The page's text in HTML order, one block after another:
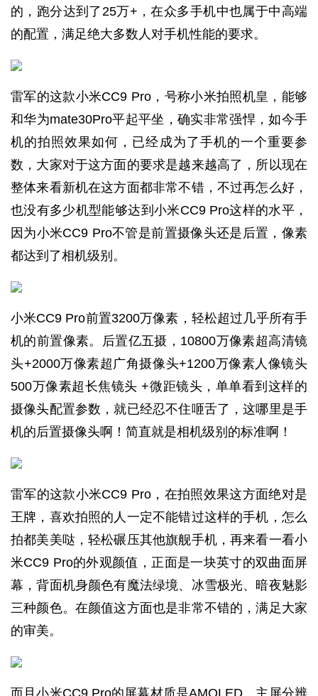
的，跑分达到了25万+，在众多手机中也属于中高端
的配置，满足绝大多数人对手机性能的要求。
雷军的这款小米CC9 Pro，号称小米拍照机皇，能够
和华为mate30Pro平起平坐，确实非常强悍，如今手
机的拍照效果如何，已经成为了手机的一个重要参
数，大家对于这方面的要求是越来越高了，所以现在
整体来看新机在这方面都非常不错，不过再怎么好，
也没有多少机型能够达到小米CC9 Pro这样的水平，
因为小米CC9 Pro不管是前置摄像头还是后置，像素
都达到了相机级别。
小米CC9 Pro前置3200万像素，轻松超过几乎所有手
机的前置像素。后置亿五摄，10800万像素超高清镜
头+2000万像素超广角摄像头+1200万像素人像镜头
500万像素超长焦镜头 +微距镜头，单单看到这样的
摄像头配置参数，就已经忍不住咂舌了，这哪里是手
机的后置摄像头啊！简直就是相机级别的标准啊！
雷军的这款小米CC9 Pro，在拍照效果这方面绝对是
王牌，喜欢拍照的人一定不能错过这样的手机，怎么
拍都美美哒，轻松碾压其他旗舰手机，再来看一看小
米CC9 Pro的外观颜值，正面是一块英寸的双曲面屏
幕，背面机身颜色有魔法绿境、冰雪极光、暗夜魅影
三种颜色。在颜值这方面也是非常不错的，满足大家
的审美。
而且小米CC9 Pro的屏幕材质是AMOLED，主屏分辨